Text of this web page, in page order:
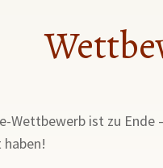
Wettbewerb ist zu Ende